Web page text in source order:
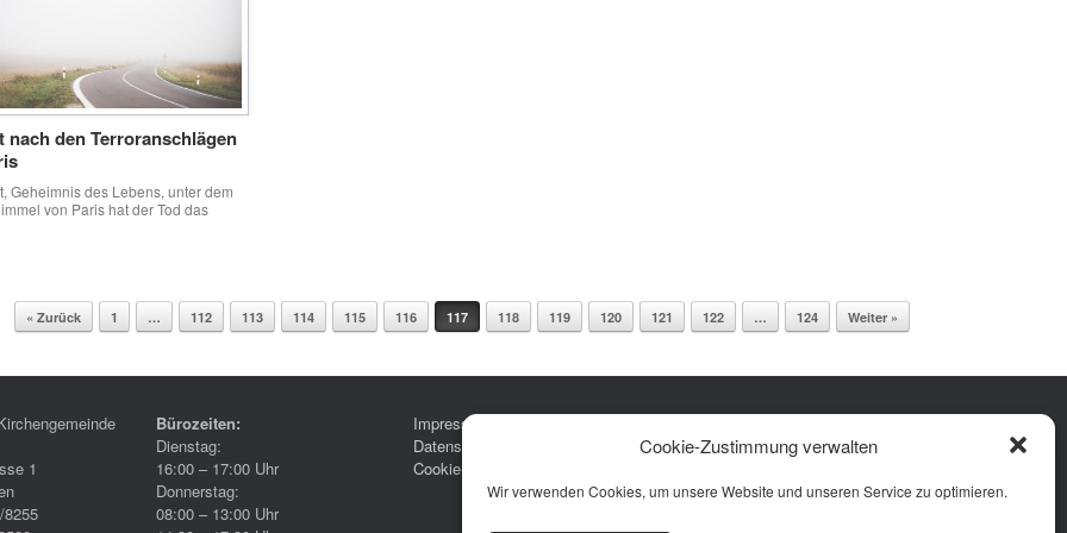
Cookie-Zustimmung verwalten
Wir verwenden Cookies, um unsere Website und unseren Service zu optimieren.
nach den Terroranschlägen
Geheimnis des Lebens, unter dem
von Paris hat der Tod das
mit der du unserer Ohnmacht
Wir möchten ja glauben, dass du
[…]
« Zurück 1 … 112 113 114 115 116 117 118 119 120 121 122 … 124 Weiter »
1
8255
Bürozeiten:
Dienstag:
16:00 – 17:00 Uhr
Donnerstag:
08:00 – 13:00 Uhr
Impressum
Datenschutzerklärung
Cookie-Richtlinie (EU)
Facebook
Instagram
YouTube